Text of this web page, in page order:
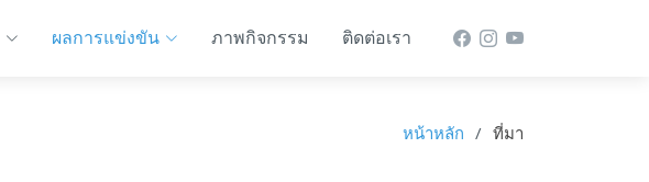
ผลการแข่งขัน ภาพกิจกรรม ติดต่อเรา
หน้าหลัก ที่มา